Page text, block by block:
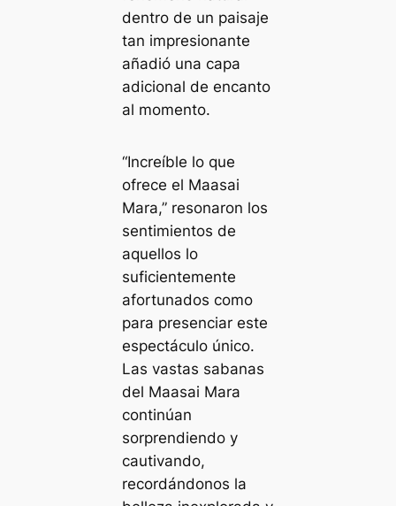
dentro de un paisaje
tan impresionante
añadió una capa
adicional de encanto
al momento.
“Increíble lo que
ofrece el Maasai
Mara,” resonaron los
sentimientos de
aquellos lo
suficientemente
afortunados como
para presenciar este
espectáculo único.
Las vastas sabanas
del Maasai Mara
continúan
sorprendiendo y
cautivando,
recordándonos la